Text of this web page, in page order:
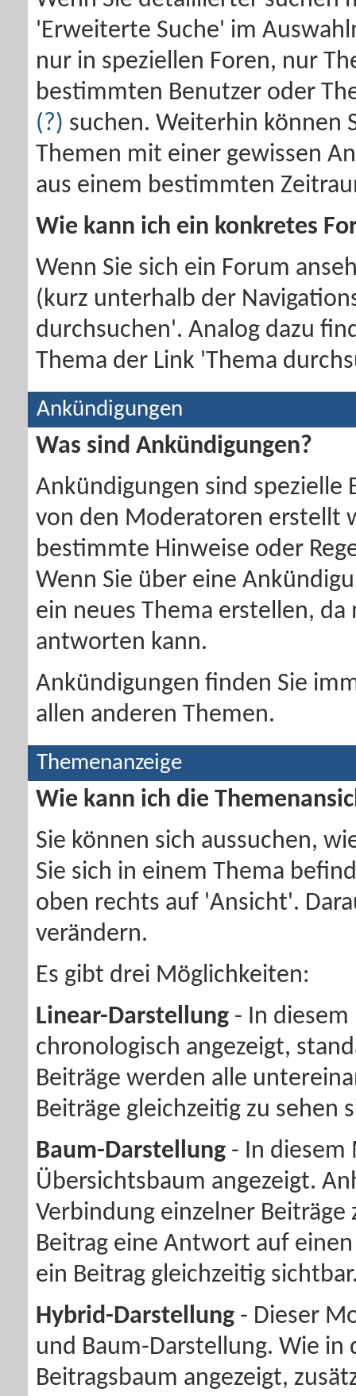
'Erweiterte Suche' im
nur in speziellen Foren, nur
bestimmten Benutzer oder
(?) suchen. Weiterhin können
Themen mit einer gewissen
aus einem bestimmten
Wie kann ich ein konkretes
Wenn Sie sich ein Forum
(kurz unterhalb der
durchsuchen'. Analog dazu
Thema der Link 'Thema
Ankündigungen
Was sind Ankündigungen?
Ankündigungen sind
von den Moderatoren erstellt
bestimmte Hinweise oder
Wenn Sie über eine
ein neues Thema erstellen,
antworten kann.
Ankündigungen finden Sie
allen anderen Themen.
Themenanzeige
Wie kann ich die
Sie können sich aussuchen,
Sie sich in einem Thema
oben rechts auf 'Ansicht'.
verändern.
Es gibt drei Möglichkeiten:
Linear-Darstellung - In
chronologisch angezeigt,
Beiträge werden alle
Beiträge gleichzeitig zu sehen
Baum-Darstellung - In diesem
Übersichtsbaum angezeigt.
Verbindung einzelner
Beitrag eine Antwort auf
ein Beitrag gleichzeitig
Hybrid-Darstellung - Dieser
und Baum-Darstellung. Wie
Beitragsbaum angezeigt,